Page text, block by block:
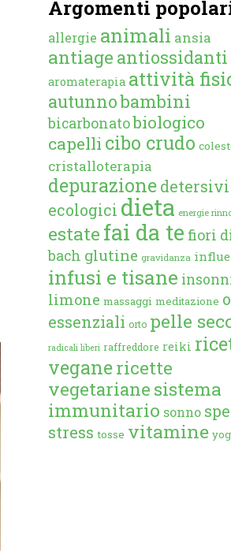
Argomenti
allergie animali ansia
antiage antiossidanti
aromaterapia attività
autunnobambini
bicarbonatobiologico
capelli cibo crudo
cristalloterapia
depurazione detersivi
ecologici dieta energie
estate fai da te fiori
bach glutine gravidanza
infusi e tisane
limone massaggi meditazione
essenziali orto pelle
radicali liberi raffreddore reiki
veganericette
vegetariane sistema
immunitario sonno
stress tosse vitamine